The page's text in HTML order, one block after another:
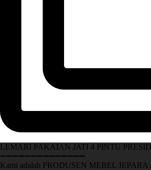
LEMARI PAKAIAN JATI 4 PINTU
➖➖➖➖➖➖➖➖➖➖➖➖➖➖
Kami adalah PRODUSEN MEBEL JEPARA